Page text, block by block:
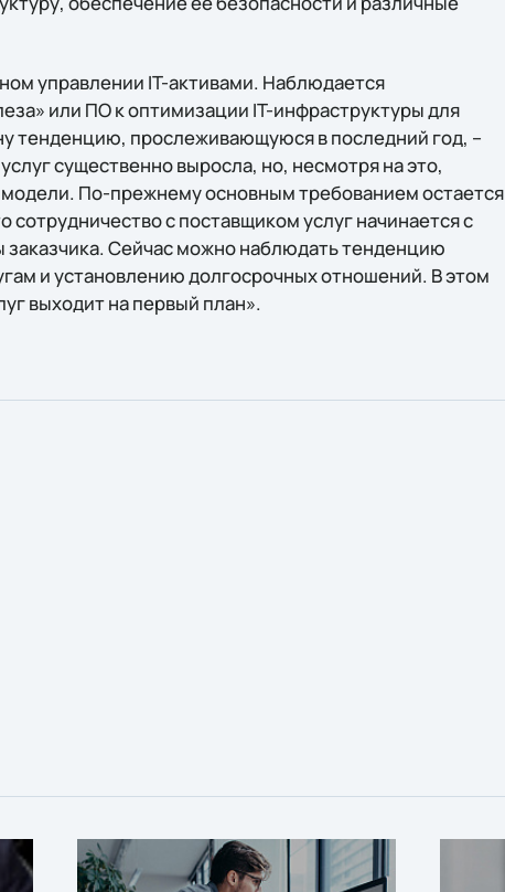
управлении IT-активами. Наблюдается
или ПО к оптимизации IT-инфраструктуры для
тенденцию, прослеживающуюся в последний год, –
существенно выросла, но, несмотря на это,
По-прежнему основным требованием остается
с поставщиком услуг начинается с
заказчика. Сейчас можно наблюдать тенденцию
и установлению долгосрочных отношений. В этом
выходит на первый план».